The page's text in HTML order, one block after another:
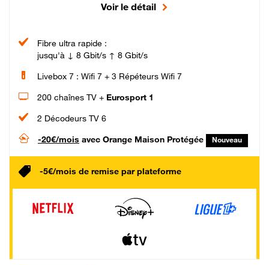
Voir le détail
Fibre ultra rapide :
jusqu'à ↓ 8 Gbit/s ↑ 8 Gbit/s
Livebox 7 : Wifi 7 + 3 Répéteurs Wifi 7
200 chaînes TV + Eurosport 1
2 Décodeurs TV 6
-20€/mois avec Orange Maison Protégée Nouveau
-5€/mois de remise par plateforme